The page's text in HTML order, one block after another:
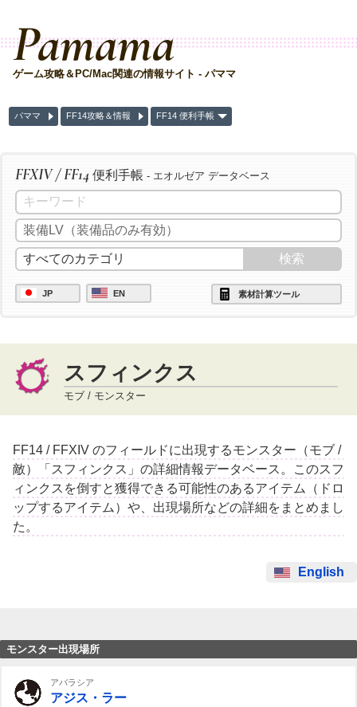
Pamama
ゲーム攻略＆PC/Mac関連の情報サイト - パママ
パママ FF14攻略＆情報 FF14 便利手帳
FFXIV / FF14 便利手帳 - エオルゼア データベース
JP EN 素材計算ツール
スフィンクス
モブ / モンスター
FF14 / FFXIV のフィールドに出現するモンスター（モブ /
敵）「スフィンクス」の詳細情報データベース。このスフ
ィンクスを倒すと獲得できる可能性のあるアイテム（ドロ
ップするアイテム）や、出現場所などの詳細をまとめまし
た。
English
モンスター出現場所
アバラシア
アジス・ラー